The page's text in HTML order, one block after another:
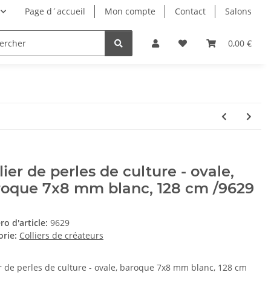
Page d´accueil Mon compte Contact Salons
0,00 €
de perles de culture - ovale,
7x8 mm blanc, 128 cm /9629
d'article: 9629
Colliers de créateurs
de perles de culture - ovale, baroque 7x8 mm blanc, 128 cm